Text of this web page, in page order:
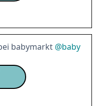
babymarkt @baby